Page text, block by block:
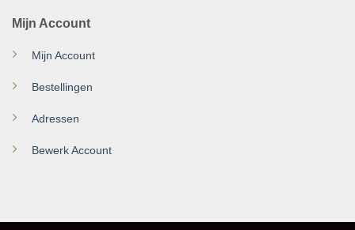
Mijn Account
Mijn Account
Bestellingen
Adressen
Bewerk Account